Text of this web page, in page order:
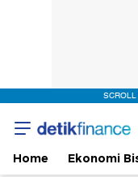
Home Ekonomi